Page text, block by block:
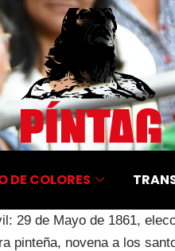
DE COLORES
29 de Mayo de 1861,
pinteña, novena a los